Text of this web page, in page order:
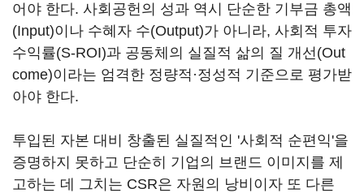
어야 한다. 사회공헌의 성과 역시 단순한 기부금 총액
(Input)이나 수혜자 수(Output)가 아니라, 사회적 투자
수익률(S-ROI)과 공동체의 실질적 삶의 질 개선(Out
come)이라는 엄격한 정량적·정성적 기준으로 평가받
아야 한다.
투입된 자본 대비 창출된 실질적인 '사회적 순편익'을
증명하지 못하고 단순히 기업의 브랜드 이미지를 제
고하는 데 그치는 CSR은 자원의 낭비이자 또 다른